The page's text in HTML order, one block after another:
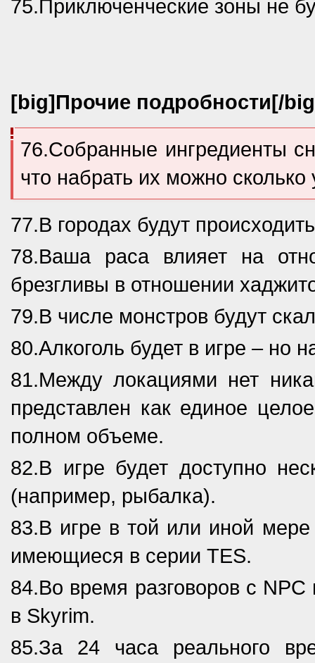
75.Приключенческие зоны не
[big]Прочие подробности[/
76.Собранные ингредиенты
что набрать их можно сколько
77.В городах будут
78.Ваша раса влияет на
брезгливы в отношении
79.В числе монстров будут
80.Алкоголь будет в игре – но
81.Между локациями нет
представлен как единое
полном объеме.
82.В игре будет доступно
(например, рыбалка).
83.В игре в той или иной
имеющиеся в серии TES.
84.Во время разговоров с
в Skyrim.
85.За 24 часа реального